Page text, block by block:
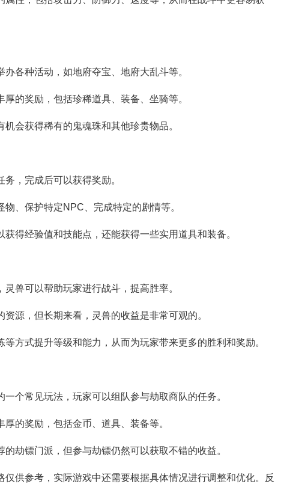
各种活动，如地府夺宝、地府大乱斗等。
的奖励，包括珍稀道具、装备、坐骑等。
会获得稀有的鬼魂珠和其他珍贵物品。
，完成后可以获得奖励。
、保护特定NPC、完成特定的剧情等。
得经验值和技能点，还能获得一些实用道具和装备。
兽可以帮助玩家进行战斗，提高胜率。
资源，但长期来看，灵兽的收益是非常可观的。
等方式提升等级和能力，从而为玩家带来更多的胜利和奖励。
个常见玩法，玩家可以组队参与劫取商队的任务。
厚的奖励，包括金币、道具、装备等。
的劫镖门派，但参与劫镖仍然可以获取不错的收益。
仅供参考，实际游戏中还需要根据具体情况进行调整和优化。反